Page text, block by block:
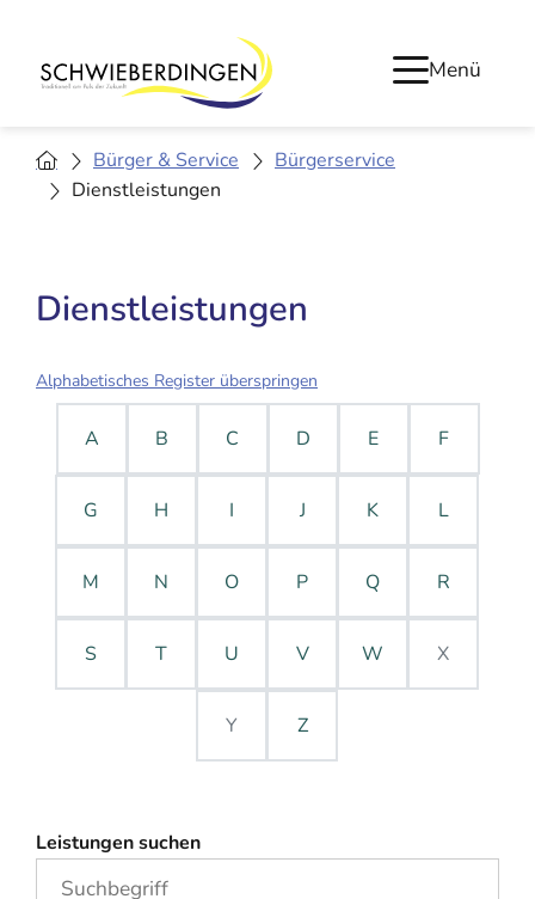
Menü
Bürger & Service
Bürgerservice
Dienstleistungen
Dienstleistungen
Alphabetisches Register überspringen
A B C D E F
G H I J K L
M N O P Q R
S T U V W X
Y Z
Leistungen suchen